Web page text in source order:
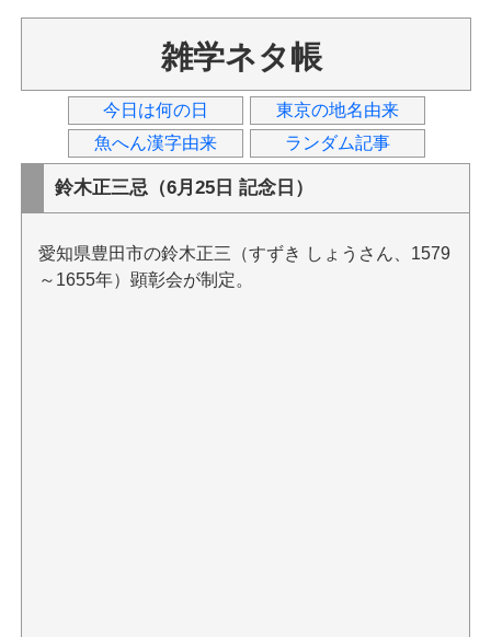
雑学ネタ帳
今日は何の日
東京の地名由来
魚へん漢字由来
ランダム記事
鈴木正三忌（6月25日 記念日）
愛知県豊田市の鈴木正三（すずき しょうさん、1579
～1655年）顕彰会が制定。